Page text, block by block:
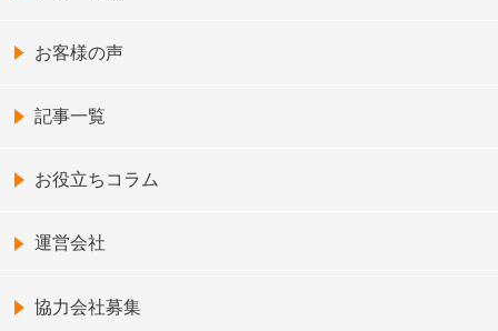
お客様の声
記事一覧
お役立ちコラム
運営会社
協力会社募集